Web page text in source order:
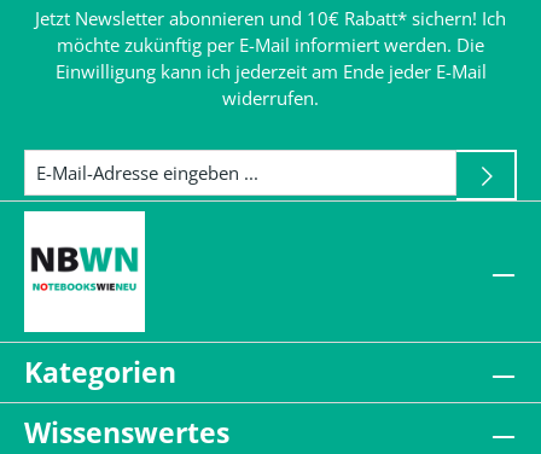
Jetzt Newsletter abonnieren und 10€ Rabatt* sichern! Ich
möchte zukünftig per E-Mail informiert werden. Die
Einwilligung kann ich jederzeit am Ende jeder E-Mail
widerrufen.
Kategorien
Wissenswertes